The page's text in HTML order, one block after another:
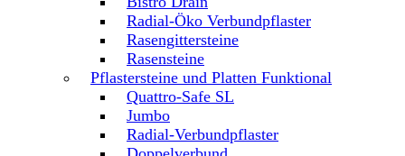
Radial-Öko Verbundpflaster
Rasengittersteine
Rasensteine
Pflastersteine und Platten Funktional
Quattro-Safe SL
Jumbo
Radial-Verbundpflaster